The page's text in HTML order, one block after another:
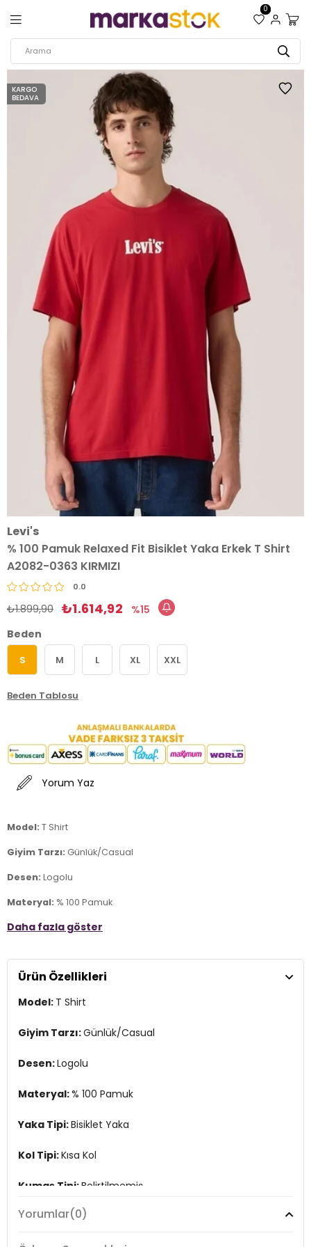
0
KARGO
BEDAVA
Levi's
% 100 Pamuk Relaxed Fit Bisiklet Yaka Erkek T Shirt
A2082-0363 KIRMIZI
0.0
₺1.899,90 ₺1.614,92
15
Beden
S M L XL XXL
Beden Tablosu
Yorum Yaz
Model: T Shirt
Giyim Tarzı: Günlük/Casual
Desen: Logolu
Materyal: % 100 Pamuk
Yaka Tipi:Bisiklet Yaka
Kumaş Tipi:Belirtilmemiş
Boy:Standart
Kalıp Bilgisi: Relaxed Fit
3DE1A20820363.10
Daha fazla göster
Ürün Özellikleri
Model: T Shirt
Giyim Tarzı:Günlük/Casual
Desen:Logolu
Materyal:% 100 Pamuk
Yaka Tipi:Bisiklet Yaka
Kol Tipi:Kısa Kol
Kumaş Tipi:Belirtilmemiş
Boy:Standart
Yorumlar(0)